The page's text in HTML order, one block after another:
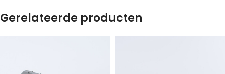
Gerelateerde producten